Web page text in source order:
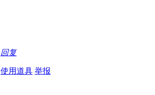
回复
使用道具 举报